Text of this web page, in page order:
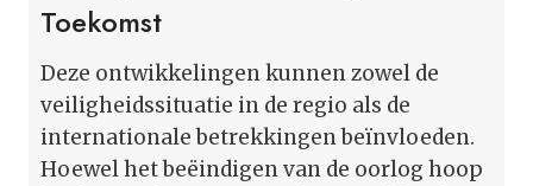
Toekomst
Deze ontwikkelingen kunnen zowel de
veiligheidssituatie in de regio als de
internationale betrekkingen beïnvloeden.
Hoewel het beëindigen van de oorlog hoop